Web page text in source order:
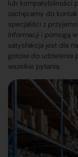
lub kompatybilności
zachęcamy do
specjaliści z
informacji i pomogą
satysfakcja jest dla
gotowi do udzielenia
wszelkie pytania.